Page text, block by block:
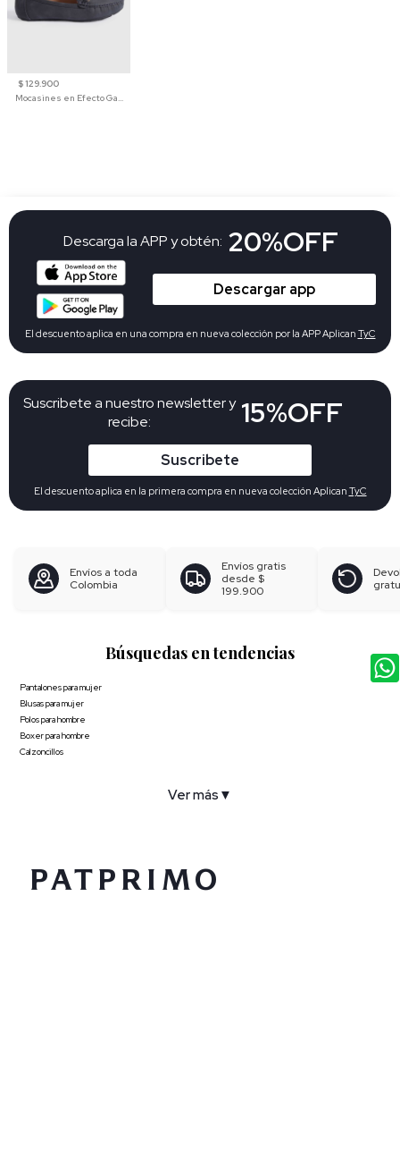
$ 129.900
Suscribete a nuestro newsletter y
recibe:
15%OFF
Suscribete
El descuento aplica en la primera compra en nueva colección Aplican TyC
Descarga la APP y obtén: 20%OFF
Descargar app
El descuento aplica en una compra en nueva colección por la APP Aplican TyC
Envíos a toda
Colombia
Envíos gratis
desde $
199.900
Búsquedas en tendencias
Pantalones para mujer
Blusas para mujer
Polos para hombre
Boxer para hombre
Calzoncillos
Ver más ▼